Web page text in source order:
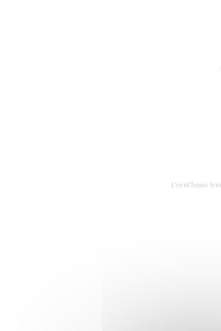
L’oeuf basse